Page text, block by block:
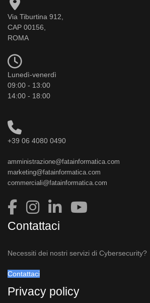
Via Tiburtina 912,
CAP 00156,
ROMA
Lunedì-venerdì
09:00 - 13:00
14:00 - 18:00
+39 06 4080 0490
amministrazione@fatainformatica.com
marketing@fatainformatica.com
commerciali@fatainformatica.com
Contattaci
Necessiti dei nostri servizi di Cybersecurity?
Contattaci
Privacy policy